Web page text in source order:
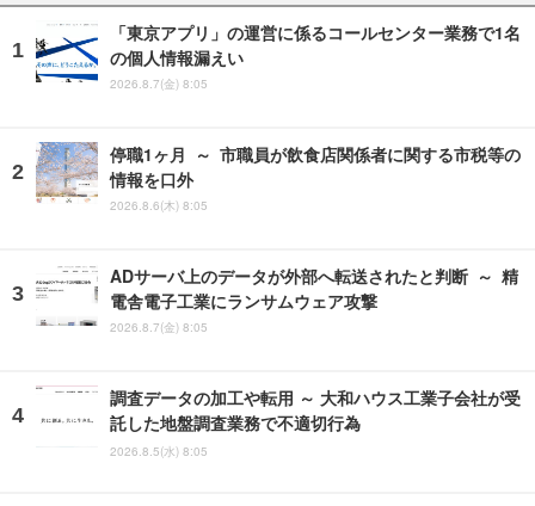
「東京アプリ」の運営に係るコールセンター業務で1名
の個人情報漏えい
2026.8.7(金) 8:05
停職1ヶ月 ～ 市職員が飲食店関係者に関する市税等の
情報を口外
2026.8.6(木) 8:05
ADサーバ上のデータが外部へ転送されたと判断 ～ 精
電舎電子工業にランサムウェア攻撃
2026.8.7(金) 8:05
調査データの加工や転用 ～ 大和ハウス工業子会社が受
託した地盤調査業務で不適切行為
2026.8.5(水) 8:05